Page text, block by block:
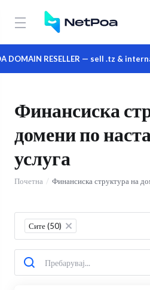
DOMAIN RESELLER — sell .tz &
Финансиска
домени по
услуга
Почетна Финансиска структура на
Сите (50) ×